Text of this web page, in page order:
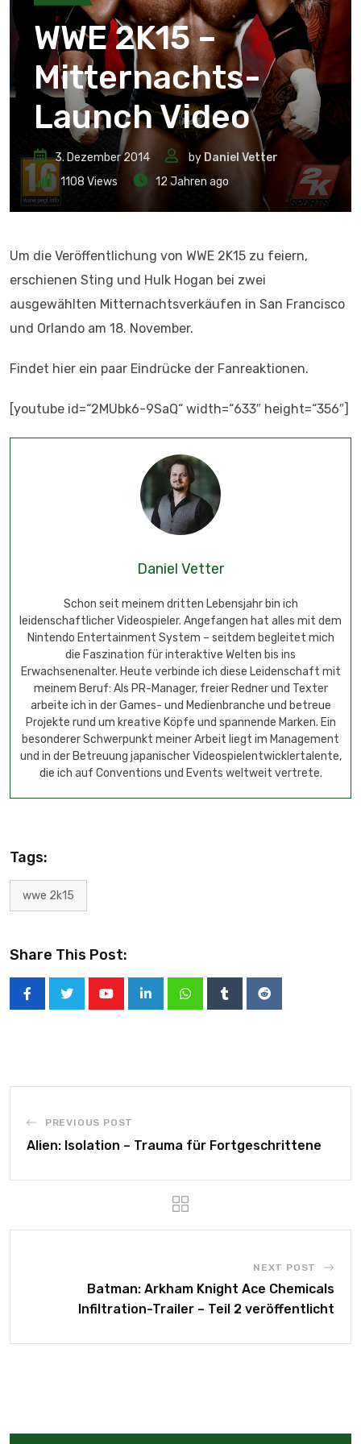
WWE 2K15 –
Mitternachts-
Launch Video
3. Dezember 2014 by Daniel Vetter
1108 Views 12 Jahren ago
Um die Veröffentlichung von WWE 2K15 zu feiern,
erschienen Sting und Hulk Hogan bei zwei
ausgewählten Mitternachtsverkäufen in San Francisco
und Orlando am 18. November.
Findet hier ein paar Eindrücke der Fanreaktionen.
[youtube id=“2MUbk6-9SaQ“ width=“633″ height=“356″]
Daniel Vetter
Schon seit meinem dritten Lebensjahr bin ich
leidenschaftlicher Videospieler. Angefangen hat alles mit dem
Nintendo Entertainment System – seitdem begleitet mich
die Faszination für interaktive Welten bis ins
Erwachsenenalter. Heute verbinde ich diese Leidenschaft mit
meinem Beruf: Als PR-Manager, freier Redner und Texter
arbeite ich in der Games- und Medienbranche und betreue
Projekte rund um kreative Köpfe und spannende Marken. Ein
besonderer Schwerpunkt meiner Arbeit liegt im Management
und in der Betreuung japanischer Videospielentwicklertalente,
die ich auf Conventions und Events weltweit vertrete.
Tags:
wwe 2k15
Share This Post:
PREVIOUS POST
Alien: Isolation – Trauma für Fortgeschrittene
NEXT POST
Batman: Arkham Knight Ace Chemicals
Infiltration-Trailer – Teil 2 veröffentlicht